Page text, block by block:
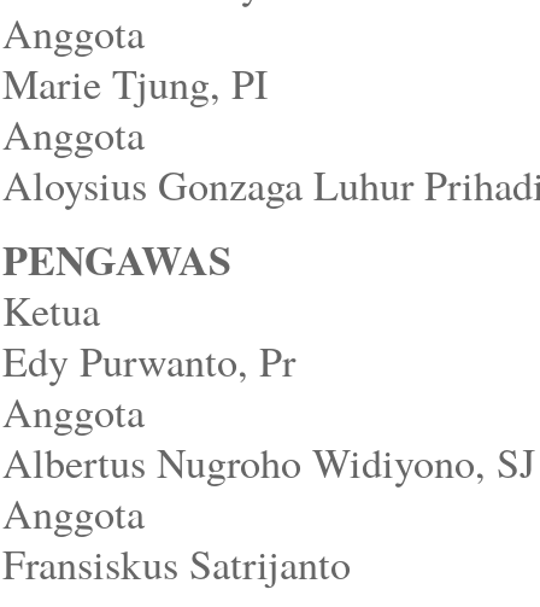
Anggota
Marie Tjung, PI
Aloysius Gonzaga Luhur
PENGAWAS
Ketua :
Edy Purwanto, Pr
Albertus Nugroho Widiyono, SJ
Fransiskus Satrijanto